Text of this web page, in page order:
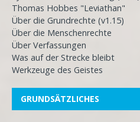
Thomas Hobbes "Leviathan"
Über die Grundrechte (v1.15)
Über die Menschenrechte
Über Verfassungen
Was auf der Strecke bleibt
Werkzeuge des Geistes
GRUNDSÄTZLICHES